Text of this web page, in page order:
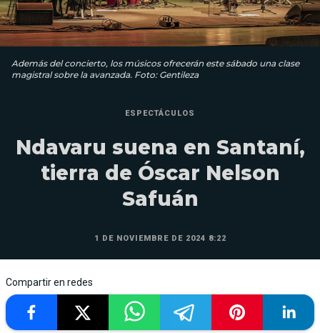
Además del concierto, los músicos ofrecerán este sábado una clase
magistral sobre la avanzada. Foto: Gentileza
ESPECTÁCULOS
Ndavaru suena en Santaní,
tierra de Óscar Nelson
Safuán
1 DE NOVIEMBRE DE 2024 8:22
Compartir en redes